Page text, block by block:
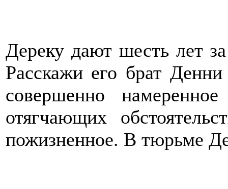
Дереку дают шесть лет
Расскажи его брат
совершенно
отягчающих
пожизненное. В тюрьме